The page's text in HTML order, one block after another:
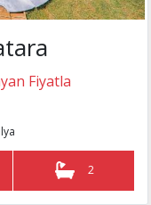
Fiyatla
2